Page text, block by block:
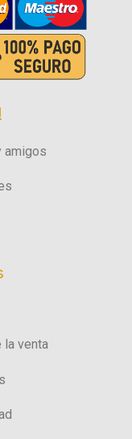
amigos
la venta